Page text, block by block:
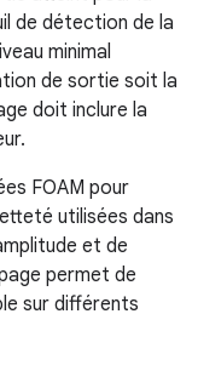
de détection de la
minimal
de sortie soit la
doit inclure la
FOAM pour
utilisées dans
et de
permet de
sur différents